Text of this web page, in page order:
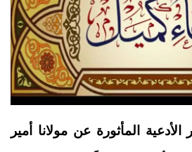
المأثورة عن مولانا أمير